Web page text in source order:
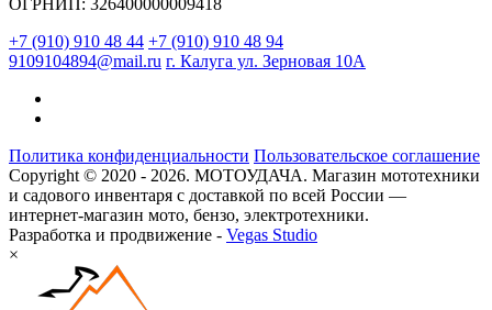
+7 (910) 910 48 44 +7 (910) 910 48 94
9109104894@mail.ru г. Калуга ул. Зерновая 10А
Политика конфиденциальности Пользовательское соглашение
Copyright © 2020 - 2026. МОТОУДАЧА. Магазин мототехники
и садового инвентаря с доставкой по всей России —
интернет-магазин мото, бензо, электротехники.
Разработка и продвижение - Vegas Studio
×